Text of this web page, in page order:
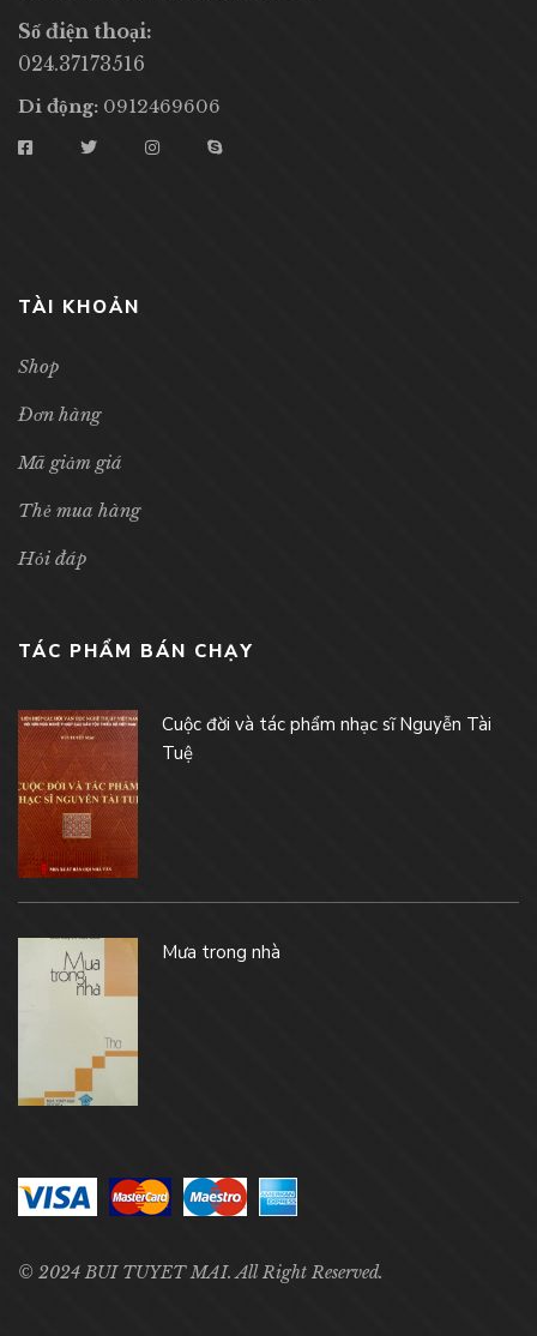
Số điện thoại:
024.37173516
Di động: 0912469606
TÀI KHOẢN
Shop
Đơn hàng
Mã giảm giá
Thẻ mua hàng
Hỏi đáp
TÁC PHẨM BÁN CHẠY
Cuộc đời và tác phẩm nhạc sĩ Nguyễn Tài
Tuệ
Mưa trong nhà
© 2024 BUI TUYET MAI. All Right Reserved.